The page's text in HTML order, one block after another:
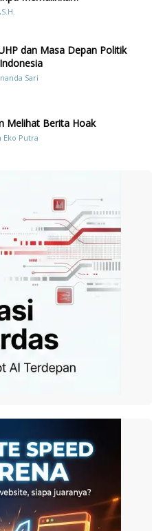
dan Masa Depan Politik
Sari
Melihat Berita Hoak
Eko Putra